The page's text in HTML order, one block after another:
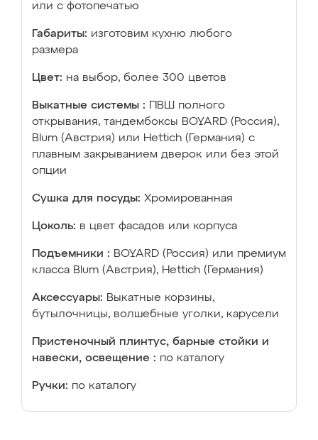
или с фотопечатью
Габариты: изготовим кухню любого
размера
Цвет: на выбор, более 300 цветов
Выкатные системы :
ПВШ полного
открывания, тандембоксы BOYARD (Россия),
Blum (Австрия) или Hettich (Германия) с
плавным закрыванием дверок или без этой
опции
Сушка для посуды: Хромированная
Цоколь: в цвет фасадов или корпуса
Подъемники : BOYARD (Россия) или премиум
класса Blum (Австрия), Hettich (Германия)
Аксессуары: Выкатные корзины,
бутылочницы, волшебные уголки, карусели
Пристеночный плинтус, барные стойки и
навески, освещение : по каталогу
Ручки: по каталогу